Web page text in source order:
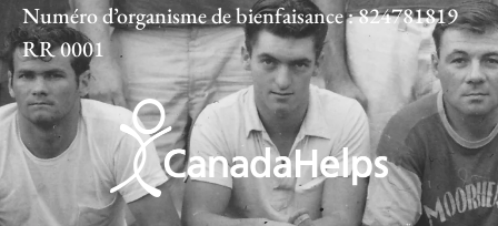
Numéro d’organisme de bienfaisance : 824781819
RR 0001